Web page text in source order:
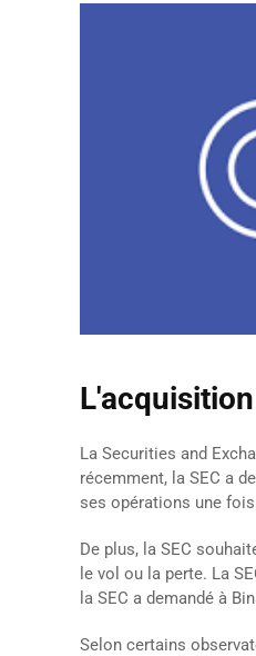
La Securities and
récemment, la SEC a
ses opérations une
De plus, la SEC
le vol ou la perte. La
la SEC a demandé à
Selon certains